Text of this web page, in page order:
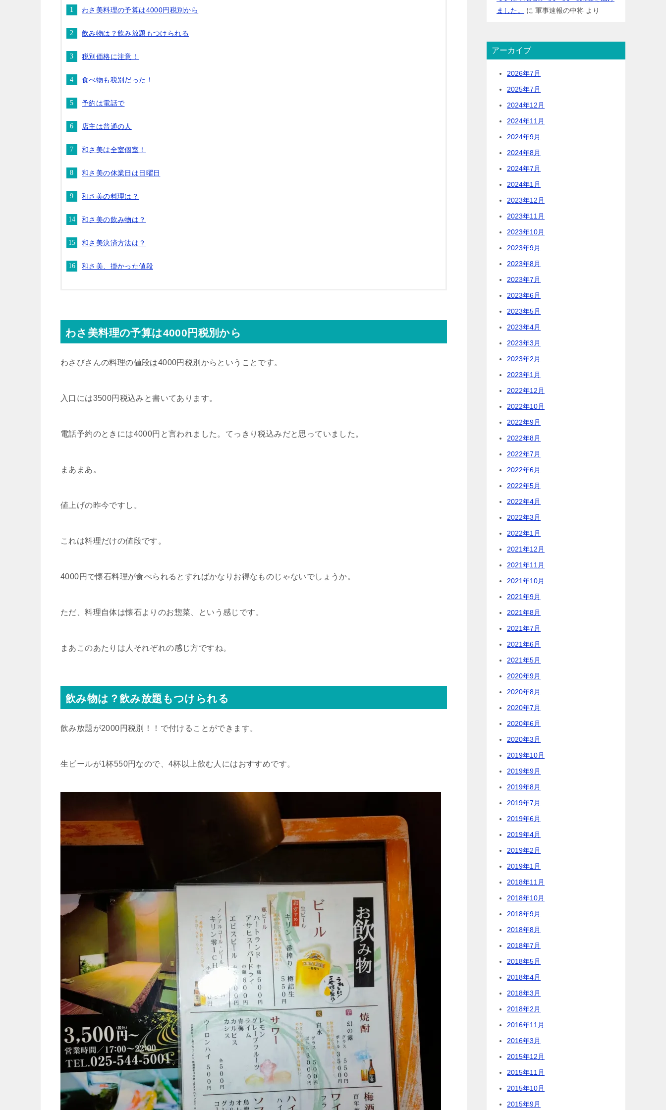
わさ美料理の予算は4000円税別から
飲み物は？飲み放題もつけられる
税別価格に注意！
食べ物も税別だった！
予約は電話で
店主は普通の人
和さ美は全室個室！
和さ美の休業日は日曜日
和さ美の料理は？
和さ美の飲み物は？
和さ美決済方法は？
和さ美、掛かった値段
わさ美料理の予算は4000円税別から
わさびさんの料理の値段は4000円税別からということです。
入口には3500円税込みと書いてあります。
電話予約のときには4000円と言われました。てっきり税込みだと思っていました。
まあまあ。
値上げの昨今ですし。
これは料理だけの値段です。
4000円で懐石料理が食べられるとすればかなりお得なものじゃないでしょうか。
ただ、料理自体は懐石よりのお惣菜、という感じです。
まあこのあたりは人それぞれの感じ方ですね。
飲み物は？飲み放題もつけられる
飲み放題が2000円税別！！で付けることができます。
生ビールが1杯550円なので、4杯以上飲む人にはおすすめです。
ました。
に 軍事速報の中将 より
アーカイブ
2026年7月
2025年7月
2024年12月
2024年11月
2024年9月
2024年8月
2024年7月
2024年1月
2023年12月
2023年11月
2023年10月
2023年9月
2023年8月
2023年7月
2023年6月
2023年5月
2023年4月
2023年3月
2023年2月
2023年1月
2022年12月
2022年10月
2022年9月
2022年8月
2022年7月
2022年6月
2022年5月
2022年4月
2022年3月
2022年1月
2021年12月
2021年11月
2021年10月
2021年9月
2021年8月
2021年7月
2021年6月
2021年5月
2020年9月
2020年8月
2020年7月
2020年6月
2020年3月
2019年10月
2019年9月
2019年8月
2019年7月
2019年6月
2019年4月
2019年2月
2019年1月
2018年11月
2018年10月
2018年9月
2018年8月
2018年7月
2018年5月
2018年4月
2018年3月
2018年2月
2016年11月
2016年3月
2015年12月
2015年11月
2015年10月
2015年9月